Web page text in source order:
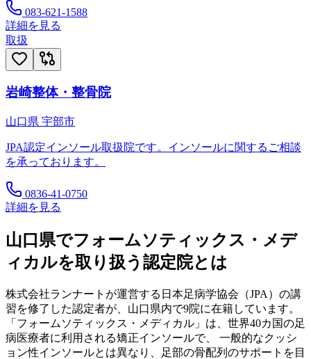
083-621-1588
詳細を見る
取扱
岩崎整体・整骨院
山口県 宇部市
JPA認定インソール取扱院です。インソールに関するご相談
を承っております。
0836-41-0750
詳細を見る
山口県でフォームソティックス・メデ
ィカルを取り扱う認定院とは
株式会社ランナートが運営する日本足病学協会（JPA）の講
習を修了した認定者が、 山口県内で9院に在籍しています。
「フォームソティックス・メディカル」は、世界40カ国の足
病医療者に利用される矯正インソールで、 一般的なクッシ
ョン性インソールとは異なり、足部の骨配列のサポートを目